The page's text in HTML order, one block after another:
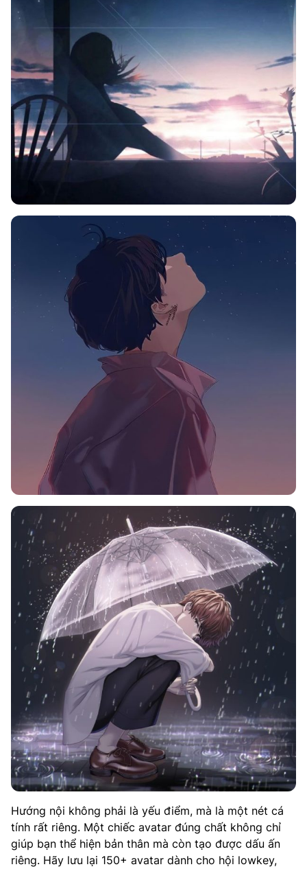
Hướng nội không phải là yếu điểm, mà là một nét cá
tính rất riêng. Một chiếc avatar đúng chất không chỉ
giúp bạn thể hiện bản thân mà còn tạo được dấu ấn
riêng. Hãy lưu lại 150+ avatar dành cho hội lowkey,